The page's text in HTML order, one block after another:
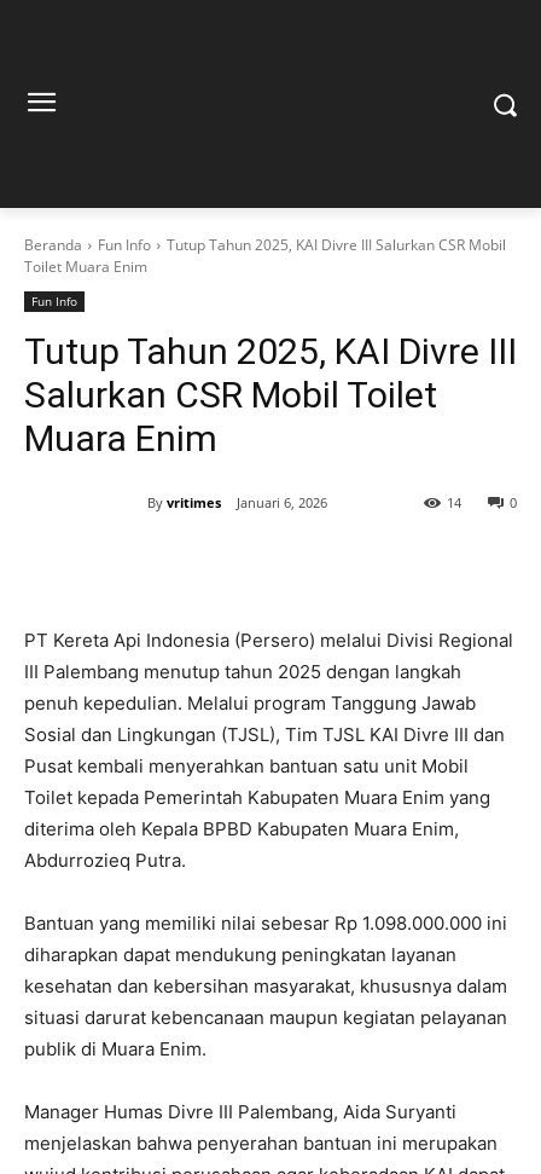
Beranda Fun Info
Tutup Tahun 2025, KAI Divre III Salurkan CSR Mobil
Toilet Muara Enim
Fun Info
Tutup Tahun 2025, KAI Divre III
Salurkan CSR Mobil Toilet
Muara Enim
By vritimes Januari 6, 2026 0
14
PT Kereta Api Indonesia (Persero) melalui Divisi Regional
III Palembang menutup tahun 2025 dengan langkah
penuh kepedulian. Melalui program Tanggung Jawab
Sosial dan Lingkungan (TJSL), Tim TJSL KAI Divre III dan
Pusat kembali menyerahkan bantuan satu unit Mobil
Toilet kepada Pemerintah Kabupaten Muara Enim yang
diterima oleh Kepala BPBD Kabupaten Muara Enim,
Abdurrozieq Putra.
Bantuan yang memiliki nilai sebesar Rp 1.098.000.000 ini
diharapkan dapat mendukung peningkatan layanan
kesehatan dan kebersihan masyarakat, khususnya dalam
situasi darurat kebencanaan maupun kegiatan pelayanan
publik di Muara Enim.
Manager Humas Divre III Palembang, Aida Suryanti
menjelaskan bahwa penyerahan bantuan ini merupakan